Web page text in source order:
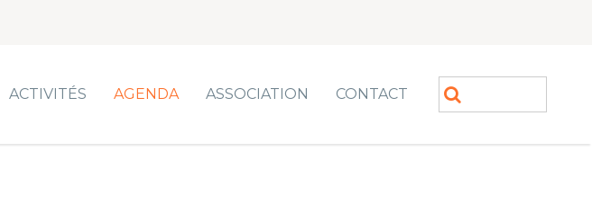
ACTIVITÉS AGENDA ASSOCIATION CONTACT